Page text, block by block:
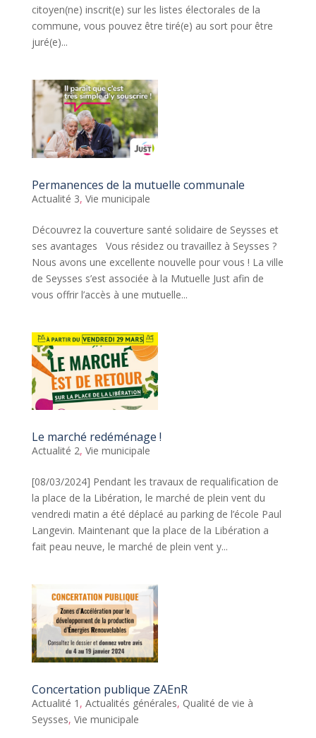
citoyen(ne) inscrit(e) sur les listes électorales de la
commune, vous pouvez être tiré(e) au sort pour être
juré(e)...
Permanences de la mutuelle communale
Actualité 3, Vie municipale
Découvrez la couverture santé solidaire de Seysses et
ses avantages Vous résidez ou travaillez à Seysses ?
Nous avons une excellente nouvelle pour vous ! La ville
de Seysses s’est associée à la Mutuelle Just afin de
vous offrir l’accès à une mutuelle...
Le marché redéménage !
Actualité 2, Vie municipale
[08/03/2024] Pendant les travaux de requalification de
la place de la Libération, le marché de plein vent du
vendredi matin a été déplacé au parking de l’école Paul
Langevin. Maintenant que la place de la Libération a
fait peau neuve, le marché de plein vent y...
Concertation publique ZAEnR
Actualité 1 , Actualités générales, Qualité de vie à
Seysses, Vie municipale